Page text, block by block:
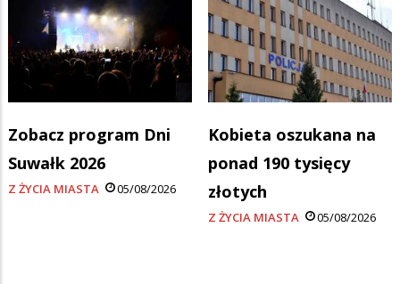
Zobacz program Dni
Suwałk 2026
Z ŻYCIA MIASTA 05/08/2026
Kobieta oszukana na
ponad 190 tysięcy
złotych
Z ŻYCIA MIASTA 05/08/2026